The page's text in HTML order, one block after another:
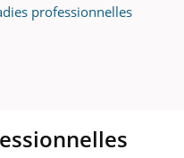
professionnelles